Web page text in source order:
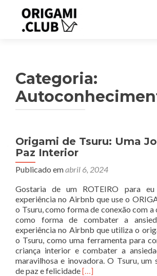
Categoria:
Origami de Tsuru: Uma
Paz Interior
Publicado emabril 6, 2024
Gostaria de um ROTEIRO para
experiência no Airbnb que use o
o Tsuru, como forma de conexão com
como forma de combater a
experiência no Airbnb que utiliza o
o Tsuru, como uma ferramenta para
criança interior e combater a
maravilhosa e inovadora. O Tsuru, um
de paz e felicidadeRead
[…]
Navegação
por